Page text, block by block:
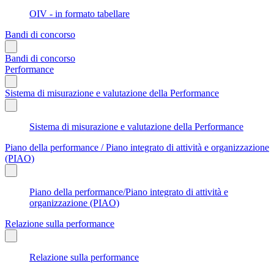
OIV - in formato tabellare
Bandi di concorso
Bandi di concorso
Performance
Sistema di misurazione e valutazione della Performance
Sistema di misurazione e valutazione della Performance
Piano della performance / Piano integrato di attività e organizzazione
(PIAO)
Piano della performance/Piano integrato di attività e
organizzazione (PIAO)
Relazione sulla performance
Relazione sulla performance